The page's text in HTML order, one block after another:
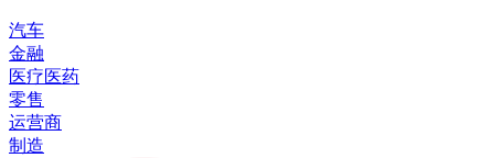
汽车
金融
医疗医药
零售
运营商
制造